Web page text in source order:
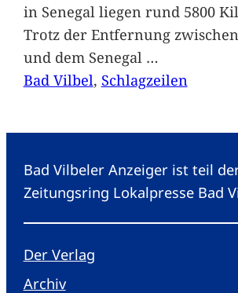
in Senegal liegen rund 5800
Trotz der Entfernung
und dem Senegal …
Bad Vilbel, Schlagzeilen
Bad Vilbeler Anzeiger ist teil
Zeitungsring Lokalpresse Bad
Der Verlag
Archiv